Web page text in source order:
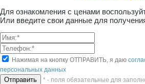
Для ознакомления с ценами
Или введите свои данные для
Нажимая на кнопку ОТПРАВИТЬ, я даю
персональных данных
* - поля обязательные для